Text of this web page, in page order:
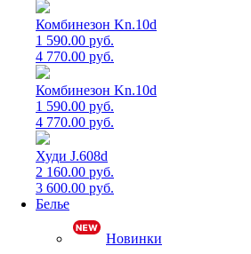
Комбинезон Kn.10d
1 590.00 руб.
4 770.00 руб.
Комбинезон Kn.10d
1 590.00 руб.
4 770.00 руб.
Худи J.608d
2 160.00 руб.
3 600.00 руб.
Белье
Новинки